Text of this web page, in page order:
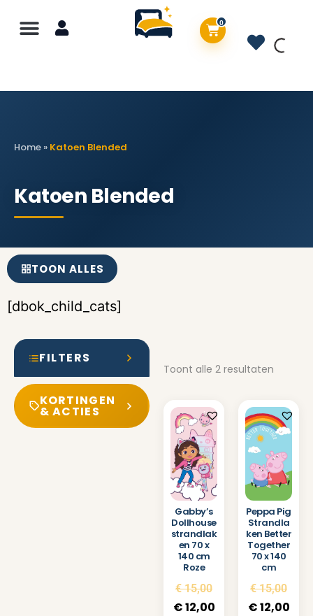
0
Home » Katoen Blended
Katoen Blended
TOON ALLES
[dbok_child_cats]
FILTERS
KORTINGEN
& ACTIES
Toont alle 2 resultaten
Gabby’s
Dollhouse
strandlak
en 70 x
140 cm
Roze
€15,00
€12,00
Peppa Pig
Strandla
ken Better
Together
70 x 140
cm
€15,00
€12,00